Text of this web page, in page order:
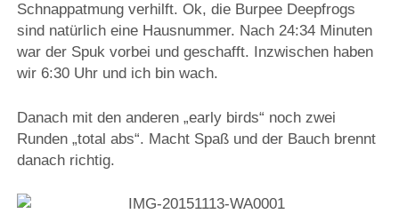
Schnappatmung verhilft. Ok, die Burpee Deepfrogs
sind natürlich eine Hausnummer. Nach 24:34 Minuten
war der Spuk vorbei und geschafft. Inzwischen haben
wir 6:30 Uhr und ich bin wach.
Danach mit den anderen „early birds“ noch zwei
Runden „total abs“. Macht Spaß und der Bauch brennt
danach richtig.